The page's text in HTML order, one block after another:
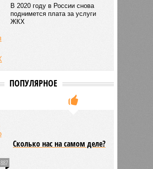
В 2020 году в России снова
поднимется плата за услуги
ЖКХ
ПОПУЛЯРНОЕ
887
Сколько нас на самом деле?